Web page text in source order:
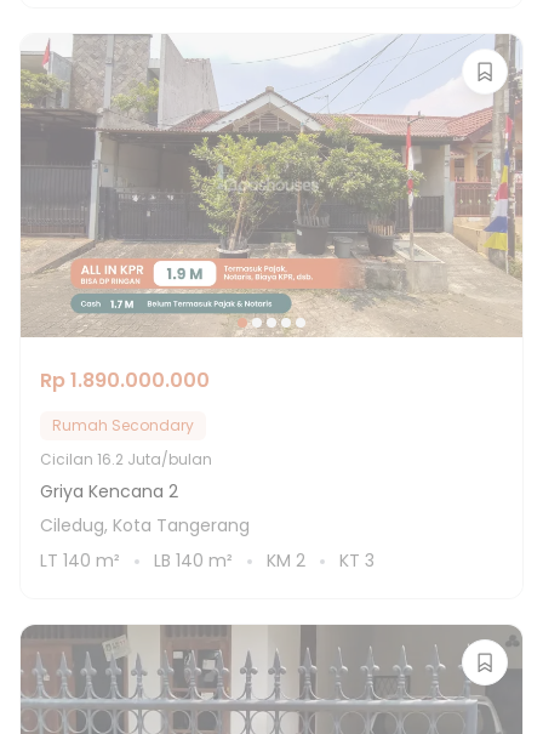
Rp 1.890.000.000
Rumah Secondary
Cicilan 16.2 Juta/bulan
Griya Kencana 2
Ciledug, Kota Tangerang
LT 140 m² LB 140 m² KM 2 KT 3